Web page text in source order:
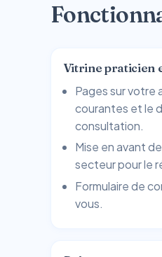
Vitrine praticien
Pages sur votre
courantes et le
consultation.
Mise en avant
secteur pour le
Formulaire de
vous.